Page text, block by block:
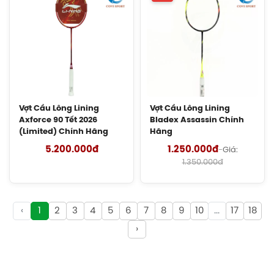
Cước Cầu Lông Kizuna Z69 Chính
Cước Cầu Lông Kizuna Z65X Chính
150.000đ
Cước Cầu Lông Kizuna Z58 Chính
Hãng
Chính Hãng
Vợt Cầu Lông Lining
Axforce 90 Tết 2026
(Limited) Chính Hãng
5.200.000đ
Vợt Cầu Lông Lining
Bladex Assassin Chính
Hãng
1.250.000đ-Giá:
1.350.000đ
‹ 1 2 3 4 5 6 7 8 9 10 ... 17
18
›